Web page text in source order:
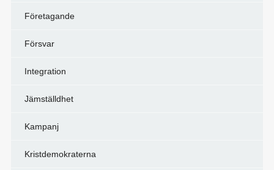
Företagande
Försvar
Integration
Jämställdhet
Kampanj
Kristdemokraterna